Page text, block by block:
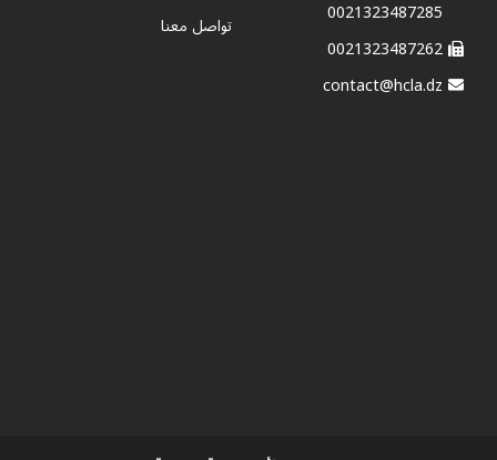
0021323487285
0021323487262
contact@hcla.dz
تواصل معنا